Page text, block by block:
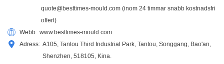
quote@besttimes-mould.com (inom 24 timmar snabb kostnadsfri
offert)
Webb: www.besttimes-mould.com
Adress: A105, Tantou Third Industrial Park, Tantou, Songgang, Bao'an,
Shenzhen, 518105, Kina.